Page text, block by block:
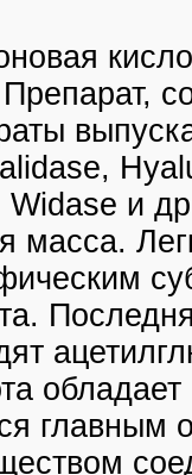
и
масса.
главным